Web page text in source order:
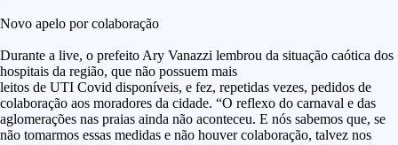
Novo apelo por colaboração
Durante a live, o prefeito Ary Vanazzi lembrou da situação caótica dos
hospitais da região, que não possuem mais
leitos de UTI Covid disponíveis, e fez, repetidas vezes, pedidos de
colaboração aos moradores da cidade. “O reflexo do carnaval e das
aglomerações nas praias ainda não aconteceu. E nós sabemos que, se
não tomarmos essas medidas e não houver colaboração, talvez nos